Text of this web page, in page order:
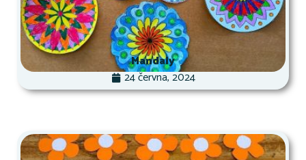
Mandaly
24 června, 2024